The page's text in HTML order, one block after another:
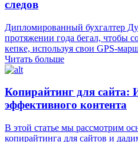
следов
Дипломированный бухгалтер
протяжении года бегал, чтобы
кепке, используя свои GPS-
Читать больше
Копирайтинг для сайта:
эффективного контента
В этой статье мы рассмотрим
копирайтинга для сайтов и